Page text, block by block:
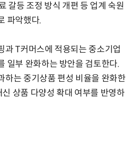
갈등 조정 방식 개편 등 업계 숙원
파악했다.
과 T커머스에 적용되는 중소기업
일부 완화하는 방안을 검토한다.
하는 중기상품 편성 비율을 완화한
상품 다양성 확대 여부를 반영하